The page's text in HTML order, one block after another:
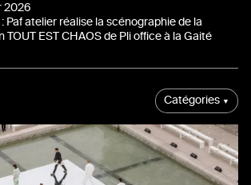
2026
Paf atelier réalise la scénographie de la
TOUT EST CHAOS de Pli office à la Gaité
Catégories